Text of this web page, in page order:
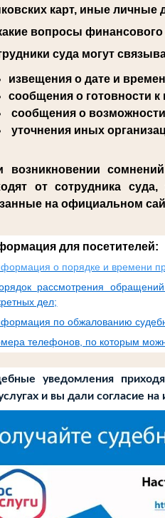
карт, иные личные
вопросы
суда могут
извещения о дате и
сообщения о готовности
сообщения о
уточнения иных
возникновении
от сотрудника
на официальном
для посетителей:
о порядке и времени
рассмотрения
дел;
по обжалованию
телефонов, по которым
уведомления
и вы дали согласие на